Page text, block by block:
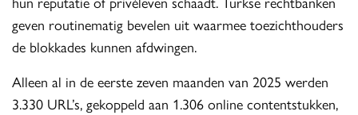
geven routinematig bevelen uit waarmee toezichthouders
de blokkades kunnen afdwingen.
Alleen al in de eerste zeven maanden van 2025 werden
3.330 URL’s, gekoppeld aan 1.306 online contentstukken,